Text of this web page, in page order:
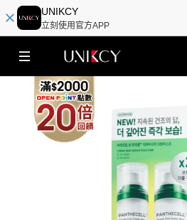
UNIKCY
立刻使用官方APP